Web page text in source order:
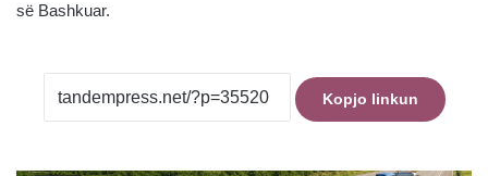
së Bashkuar.
Kopjo linkun